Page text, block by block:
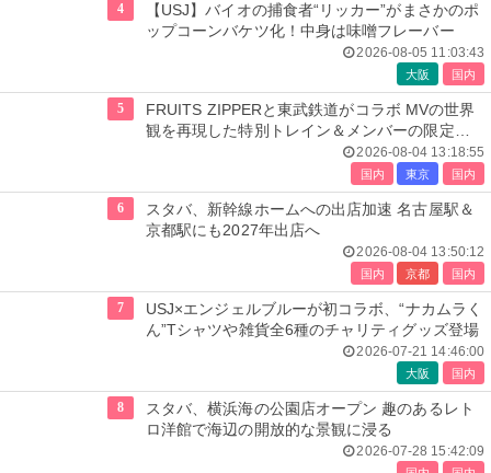
4
【USJ】バイオの捕食者“リッカー”がまさかのポ
ップコーンバケツ化！中身は味噌フレーバー
2026-08-05 11:03:43
大阪 国内
5
FRUITS ZIPPERと東武鉄道がコラボ MVの世界
観を再現した特別トレイン＆メンバーの限定ア
2026-08-04 13:18:55
国内 東京 国内
6
スタバ、新幹線ホームへの出店加速 名古屋駅＆
京都駅にも2027年出店へ
2026-08-04 13:50:12
国内 京都 国内
7
USJ×エンジェルブルーが初コラボ、“ナカムラく
ん”Tシャツや雑貨全6種のチャリティグッズ登場
2026-07-21 14:46:00
大阪 国内
8
スタバ、横浜海の公園店オープン 趣のあるレト
ロ洋館で海辺の開放的な景観に浸る
2026-07-28 15:42:09